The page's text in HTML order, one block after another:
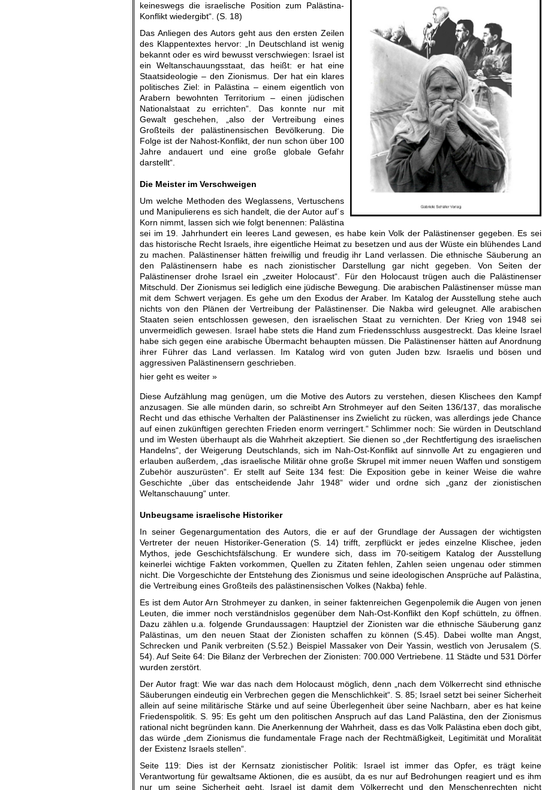
keineswegs die israelische Position zum Palästina-
Konflikt wiedergibt“. (S. 18)
Das Anliegen des Autors geht aus den ersten Zeilen
des Klappentextes hervor: „In Deutschland ist wenig
bekannt oder es wird bewusst verschwiegen: Israel ist
ein Weltanschauungsstaat, das heißt: er hat eine
Staatsideologie – den Zionismus. Der hat ein klares
politisches Ziel: in Palästina – einem eigentlich von
Arabern bewohnten Territorium – einen jüdischen
Nationalstaat zu errichten“. Das konnte nur mit
Gewalt geschehen, „also der Vertreibung eines
Großteils der palästinensischen Bevölkerung. Die
Folge ist der Nahost-Konflikt, der nun schon über 100
Jahre andauert und eine große globale Gefahr
darstellt“.
Die Meister im Verschweigen
Um welche Methoden des Weglassens, Vertuschens
und Manipulierens es sich handelt, die der Autor auf´s
Korn nimmt, lassen sich wie folgt benennen: Palästina
sei im 19. Jahrhundert ein leeres Land gewesen, es habe kein Volk der Palästinenser gegeben. Es sei
das historische Recht Israels, ihre eigentliche Heimat zu besetzen und aus der Wüste ein blühendes Land
zu machen. Palästinenser hätten freiwillig und freudig ihr Land verlassen. Die ethnische Säuberung an
den Palästinensern habe es nach zionistischer Darstellung gar nicht gegeben. Von Seiten der
Palästinenser drohe Israel ein „zweiter Holocaust“. Für den Holocaust trügen auch die Palästinenser
Mitschuld. Der Zionismus sei lediglich eine jüdische Bewegung. Die arabischen Palästinenser müsse man
mit dem Schwert verjagen. Es gehe um den Exodus der Araber. Im Katalog der Ausstellung stehe auch
nichts von den Plänen der Vertreibung der Palästinenser. Die Nakba wird geleugnet. Alle arabischen
Staaten seien entschlossen gewesen, den israelischen Staat zu vernichten. Der Krieg von 1948 sei
unvermeidlich gewesen. Israel habe stets die Hand zum Friedensschluss ausgestreckt. Das kleine Israel
habe sich gegen eine arabische Übermacht behaupten müssen. Die Palästinenser hätten auf Anordnung
ihrer Führer das Land verlassen. Im Katalog wird von guten Juden bzw. Israelis und bösen und
aggressiven Palästinensern geschrieben.
hier geht es weiter »
Diese Aufzählung mag genügen, um die Motive des Autors zu verstehen, diesen Klischees den Kampf
anzusagen. Sie alle münden darin, so schreibt Arn Strohmeyer auf den Seiten 136/137, das moralische
Recht und das ethische Verhalten der Palästinenser ins Zwielicht zu rücken, was allerdings jede Chance
auf einen zukünftigen gerechten Frieden enorm verringert.“ Schlimmer noch: Sie würden in Deutschland
und im Westen überhaupt als die Wahrheit akzeptiert. Sie dienen so „der Rechtfertigung des israelischen
Handelns“, der Weigerung Deutschlands, sich im Nah-Ost-Konflikt auf sinnvolle Art zu engagieren und
erlauben außerdem, „das israelische Militär ohne große Skrupel mit immer neuen Waffen und sonstigem
Zubehör auszurüsten“. Er stellt auf Seite 134 fest: Die Exposition gebe in keiner Weise die wahre
Geschichte „über das entscheidende Jahr 1948“ wider und ordne sich „ganz der zionistischen
Weltanschauung“ unter.
Unbeugsame israelische Historiker
In seiner Gegenargumentation des Autors, die er auf der Grundlage der Aussagen der wichtigsten
Vertreter der neuen Historiker-Generation (S. 14) trifft, zerpflückt er jedes einzelne Klischee, jeden
Mythos, jede Geschichtsfälschung. Er wundere sich, dass im 70-seitigem Katalog der Ausstellung
keinerlei wichtige Fakten vorkommen, Quellen zu Zitaten fehlen, Zahlen seien ungenau oder stimmen
nicht. Die Vorgeschichte der Entstehung des Zionismus und seine ideologischen Ansprüche auf Palästina,
die Vertreibung eines Großteils des palästinensischen Volkes (Nakba) fehle.
Es ist dem Autor Arn Strohmeyer zu danken, in seiner faktenreichen Gegenpolemik die Augen von jenen
Leuten, die immer noch verständnislos gegenüber dem Nah-Ost-Konflikt den Kopf schütteln, zu öffnen.
Dazu zählen u.a. folgende Grundaussagen: Hauptziel der Zionisten war die ethnische Säuberung ganz
Palästinas, um den neuen Staat der Zionisten schaffen zu können (S.45). Dabei wollte man Angst,
Schrecken und Panik verbreiten (S.52.) Beispiel Massaker von Deir Yassin, westlich von Jerusalem (S.
54). Auf Seite 64: Die Bilanz der Verbrechen der Zionisten: 700.000 Vertriebene. 11 Städte und 531 Dörfer
wurden zerstört.
Der Autor fragt: Wie war das nach dem Holocaust möglich, denn „nach dem Völkerrecht sind ethnische
Säuberungen eindeutig ein Verbrechen gegen die Menschlichkeit“. S. 85; Israel setzt bei seiner Sicherheit
allein auf seine militärische Stärke und auf seine Überlegenheit über seine Nachbarn, aber es hat keine
Friedenspolitik. S. 95: Es geht um den politischen Anspruch auf das Land Palästina, den der Zionismus
rational nicht begründen kann. Die Anerkennung der Wahrheit, dass es das Volk Palästina eben doch gibt,
das würde „dem Zionismus die fundamentale Frage nach der Rechtmäßigkeit, Legitimität und Moralität
der Existenz Israels stellen“.
Seite 119: Dies ist der Kernsatz zionistischer Politik: Israel ist immer das Opfer, es trägt keine
Verantwortung für gewaltsame Aktionen, die es ausübt, da es nur auf Bedrohungen reagiert und es ihm
nur um seine Sicherheit geht. Israel ist damit dem Völkerrecht und den Menschenrechten nicht